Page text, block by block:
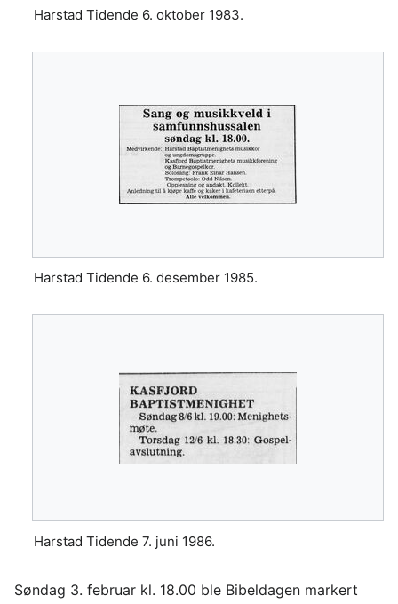
Harstad Tidende 6. oktober 1983.
Harstad Tidende 6. desember 1985.
Harstad Tidende 7. juni 1986.
Søndag 3. februar kl. 18.00 ble Bibeldagen markert